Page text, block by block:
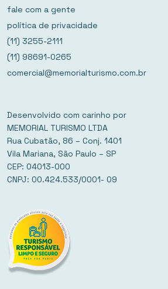
fale com a gente
política de privacidade
(11) 3255-2111
(11) 98691-0265
comercial@memorialturismo.com.br
Desenvolvido com carinho por
MEMORIAL TURISMO LTDA
Rua Cubatão, 86 – Conj. 1401
Vila Mariana, São Paulo – SP
CEP: 04013-000
CNPJ: 00.424.533/0001- 09